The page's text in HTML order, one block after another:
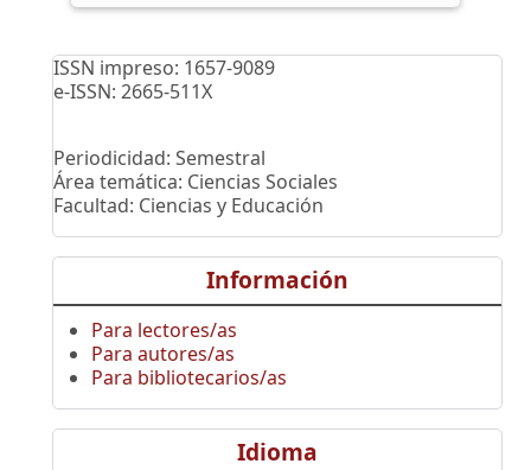
ISSN impreso: 1657-9089
e-ISSN: 2665-511X
Periodicidad: Semestral
Área temática: Ciencias Sociales
Facultad: Ciencias y Educación
Información
Para lectores/as
Para autores/as
Para bibliotecarios/as
Idioma